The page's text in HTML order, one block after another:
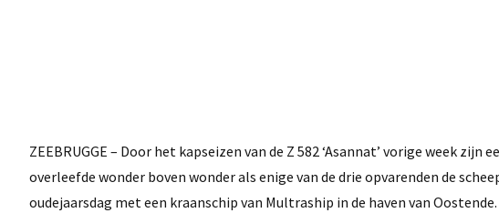
ZEEBRUGGE – Door het kapseizen van de Z 582 ‘Asannat’ vorige week
overleefde wonder boven wonder als enige van de drie opvarenden de
oudejaarsdag met een kraanschip van Multraship in de haven van